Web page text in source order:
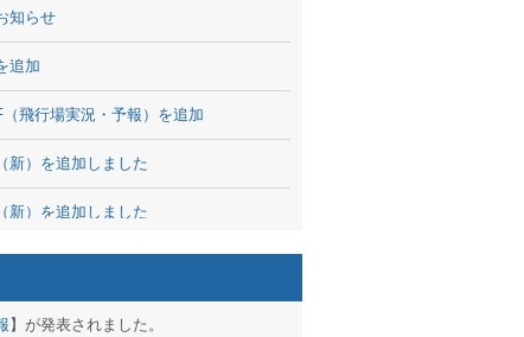
知らせ
追加
（飛行場実況・予報）を追加
新）を追加しました
新）を追加しました
】が発表されました。